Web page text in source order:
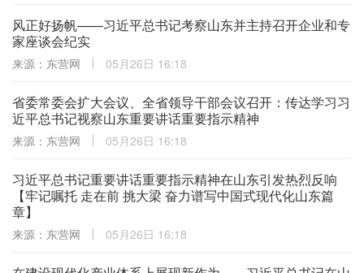
风正好扬帆——习近平总书记考察山东并主持召开企业和专
家座谈会纪实
来源：东营网 05月26日 16:18
省委常委会扩大会议、全省领导干部会议召开：传达学习习
近平总书记视察山东重要讲话重要指示精神
来源：东营网 05月26日 16:18
习近平总书记重要讲话重要指示精神在山东引发热烈反响
【牢记嘱托 走在前 挑大梁 奋力谱写中国式现代化山东篇
章】
来源：东营网 05月26日 16:18